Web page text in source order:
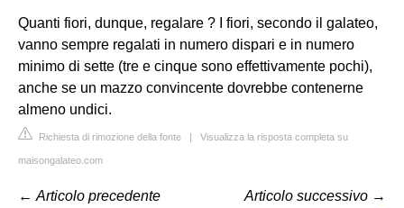
Quanti fiori, dunque, regalare ? I fiori, secondo il galateo,
vanno sempre regalati in numero dispari e in numero
minimo di sette (tre e cinque sono effettivamente pochi),
anche se un mazzo convincente dovrebbe contenerne
almeno undici.
Richiesta di rimozione della fonte | Visualizza la risposta completa su
maisongalateo.com
← Articolo precedente
Articolo successivo →